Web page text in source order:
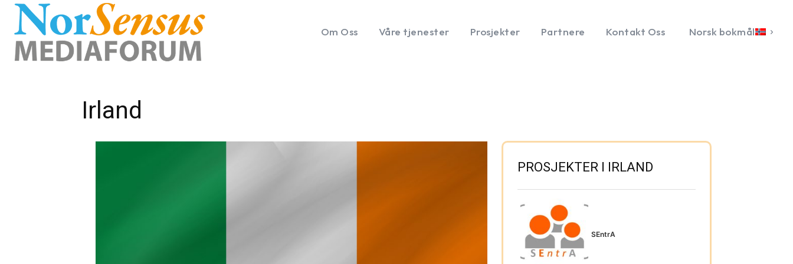
Om Oss Våre tjenester Prosjekter Partnere Kontakt Oss Norsk bokmål
Irland
PROSJEKTER I IRLAND
SEntrA